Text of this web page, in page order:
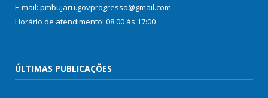
E-mail: pmbujaru.govprogresso@gmail.com
Horário de atendimento: 08:00 às 17:00
ÚLTIMAS PUBLICAÇÕES